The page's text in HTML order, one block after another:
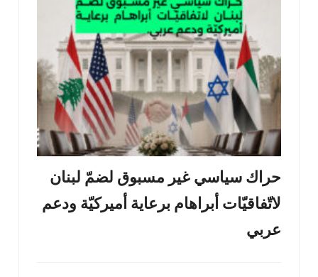
حراك سياسي غير مسبوق لضمّ لبنان
لاتّفاقيّات أبراهام برعاية أميركيّة ودعم
عربي